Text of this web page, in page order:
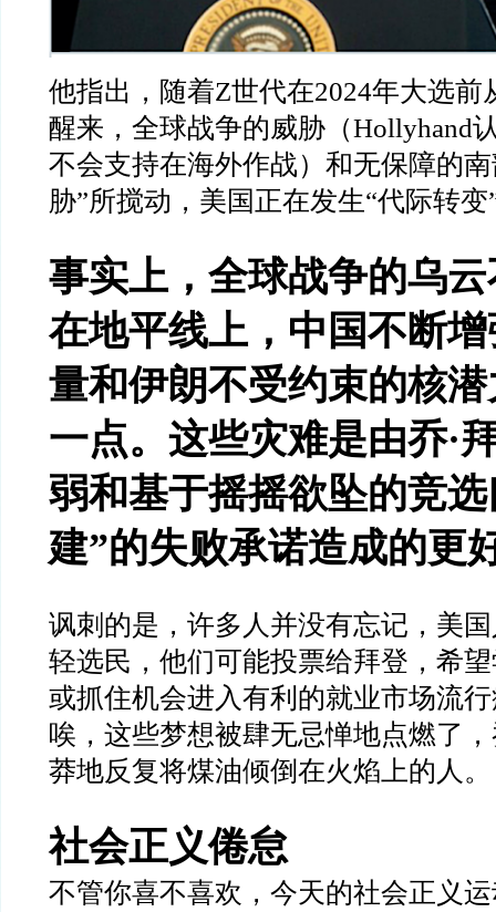
他指出，随着Z世代在2024年大选前
醒来，全球战争的威胁（Hollyhand
不会支持在海外作战）和无保障的
胁”所搅动，美国正在发生“代际转变
事实上，全球战争的乌
在地平线上，中国不断
量和伊朗不受约束的核
一点。这些灾难是由乔·
弱和基于摇摇欲坠的竞
建”的失败承诺造成的更
讽刺的是，许多人并没有忘记，美
轻选民，他们可能投票给拜登，希
或抓住机会进入有利的就业市场流
唉，这些梦想被肆无忌惮地点燃了
莽地反复将煤油倾倒在火焰上的人。
社会正义倦怠
不管你喜不喜欢，今天的社会正义